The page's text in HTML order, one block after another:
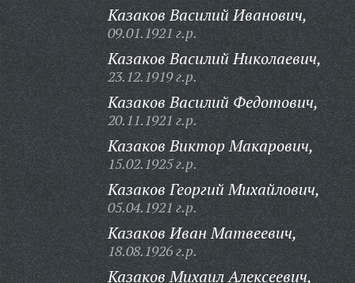
Казаков Василий Иванович,
09.01.1921 г.р.
Казаков Василий Николаевич,
23.12.1919 г.р.
Казаков Василий Федотович,
20.11.1921 г.р.
Казаков Виктор Макарович,
15.02.1925 г.р.
Казаков Георгий Михайлович,
05.04.1921 г.р.
Казаков Иван Матвеевич,
18.08.1926 г.р.
Казаков Михаил Алексеевич,